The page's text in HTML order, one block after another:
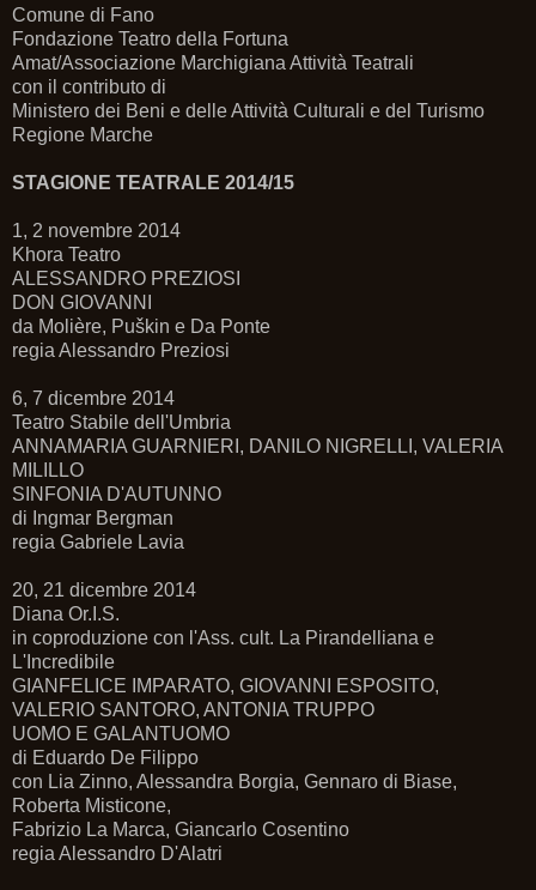
Comune di Fano
Fondazione Teatro della Fortuna
Amat/Associazione Marchigiana Attività Teatrali
con il contributo di
Ministero dei Beni e delle Attività Culturali e del Turismo
Regione Marche
STAGIONE TEATRALE 2014/15
1, 2 novembre 2014
Khora Teatro
ALESSANDRO PREZIOSI
DON GIOVANNI
da Molière, Puškin e Da Ponte
regia Alessandro Preziosi
6, 7 dicembre 2014
Teatro Stabile dell'Umbria
ANNAMARIA GUARNIERI, DANILO NIGRELLI, VALERIA
MILILLO
SINFONIA D'AUTUNNO
di Ingmar Bergman
regia Gabriele Lavia
20, 21 dicembre 2014
Diana Or.I.S.
in coproduzione con l'Ass. cult. La Pirandelliana e
L'Incredibile
GIANFELICE IMPARATO, GIOVANNI ESPOSITO,
VALERIO SANTORO, ANTONIA TRUPPO
UOMO E GALANTUOMO
di Eduardo De Filippo
con Lia Zinno, Alessandra Borgia, Gennaro di Biase,
Roberta Misticone,
Fabrizio La Marca, Giancarlo Cosentino
regia Alessandro D'Alatri